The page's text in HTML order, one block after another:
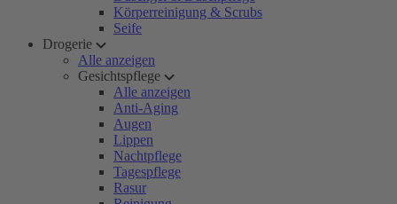
Körperreinigung & Scrubs
Seife
Drogerie
Alle anzeigen
Gesichtspflege
Alle anzeigen
Anti-Aging
Augen
Lippen
Nachtpflege
Tagespflege
Rasur